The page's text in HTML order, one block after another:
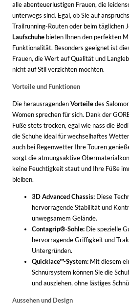
alle abenteuerlustigen Frauen, die
unterwegs sind. Egal, ob Sie auf
Trailrunning-Routen oder beim täglichen
Laufschuhe bieten Ihnen den perfekten
Funktionalität. Besonders geeignet ist
Frauen, die Wert auf Qualität und
nicht auf Stil verzichten möchten.
Vorteile und Funktionen
Die herausragendenVorteiledes
Women sprechen für sich. Dank der
Füße stets trocken, egal wie nass die
die Schuhe ideal für wechselhaftes
auch bei Regenwetter Ihre Touren
sorgt die atmungsaktive
keine Feuchtigkeit staut und Ihre Füße
bleiben.
3D Advanced Chassis: Diese
hervorragende Stabilität und
unwegsamem Gelände.
Contagrip®-Sohle: Die spezielle
hervorragende Griffigkeit und
Untergründen.
Quicklace™-System: Mit diesem
Schnürsystem können Sie die
und ausziehen, ohne lästiges
Aussehen und Design